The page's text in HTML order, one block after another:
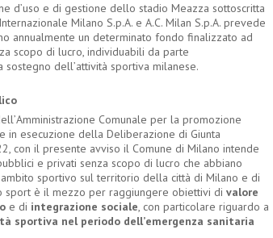
d’uso e di gestione dello stadio Meazza sottoscritta
Milano S.p.A. e A.C. Milan S.p.A. prevede
annualmente un determinato fondo finalizzato ad
scopo di lucro, individuabili da parte
sostegno dell’attività sportiva milanese.
’Amministrazione Comunale per la promozione
in esecuzione della Deliberazione di Giunta
con il presente avviso il Comune di Milano intende
e privati senza scopo di lucro che abbiano
sportivo sul territorio della città di Milano e di
sport è il mezzo per raggiungere obiettivi di valore
e di integrazione sociale, con particolare riguardo a
à sportiva nel periodo dell’emergenza sanitaria